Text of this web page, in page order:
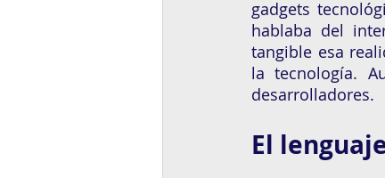
gadgets
hablaba del
tangible esa
la tecnología.
desarrolladores.
El